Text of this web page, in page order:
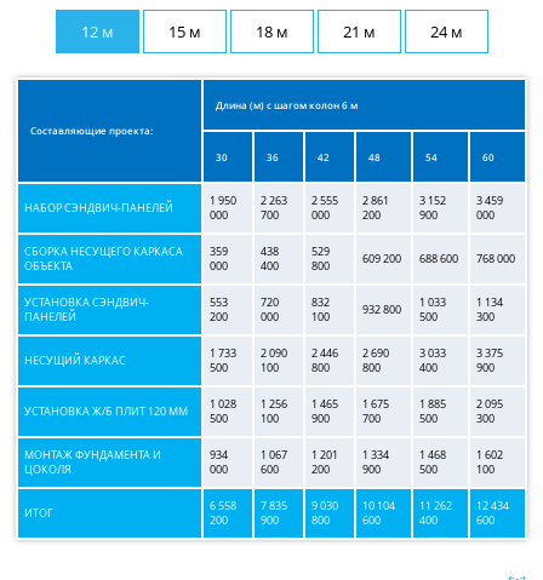
12 м 15 м 18 м 21 м 24 м
Составляющие проекта:
Длина (м) с шагом колон 6 м
30 36 42 48 54 60
НАБОР СЭНДВИЧ-ПАНЕЛЕЙ
1 950
000
2 263
700
2 555
000
2 861
200
3 152
900
3 459
000
СБОРКА НЕСУЩЕГО КАРКАСА
ОБЪЕКТА
359
000
438
400
529
800
609 200 688 600 768 000
УСТАНОВКА СЭНДВИЧ-
ПАНЕЛЕЙ
553
200
720
000
832
100
932 800
1 033
500
1 134
300
НЕСУЩИЙ КАРКАС
1 733
500
2 090
100
2 446
800
2 690
800
3 033
400
3 375
900
УСТАНОВКА Ж/Б ПЛИТ 120 ММ
1 028
500
1 256
100
1 465
900
1 675
700
1 885
500
2 095
300
МОНТАЖ ФУНДАМЕНТА И
ЦОКОЛЯ
934
000
1 067
600
1 201
200
1 334
900
1 468
500
1 602
100
ИТОГ
6 558
200
7 835
900
9 030
800
10 104
600
11 262
400
12 434
600